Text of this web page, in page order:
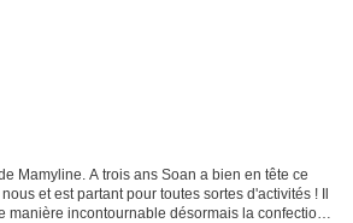
Mamyline. A trois ans Soan a bien en tête ce
et est partant pour toutes sortes d'activités ! Il
manière incontournable désormais la confection